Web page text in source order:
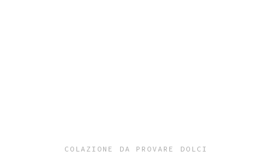
COLAZIONE DA PROVARE DOLCI